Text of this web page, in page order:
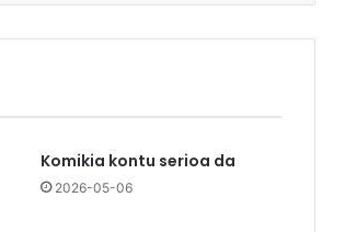
Komikia kontu serioa da
2026-05-06